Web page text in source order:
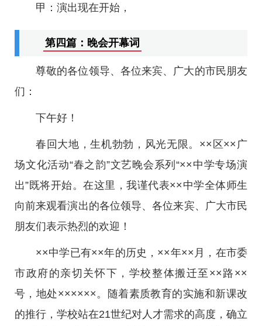
甲：演出现在开始，
第四篇：晚会开幕词
尊敬的各位领导、各位来宾、广大的市民朋友
们：
下午好！
春回大地，生机勃勃，风光无限。××区××广
场文化活动“春之韵”文艺晚会系列“××中学专场演
出”既将开始。在这里，我谨代表××中学全体师生
向前来观看演出的各位领导、各位来宾、广大市民
朋友们表示热烈的欢迎！
××中学已有××年的历史，××年××月，在市委
市政府的亲切关怀下，学校整体搬迁至××路××
号，地处××××××。随着素质教育的实施和新课改
的推行，学校站在21世纪对人才需求的高度，确立